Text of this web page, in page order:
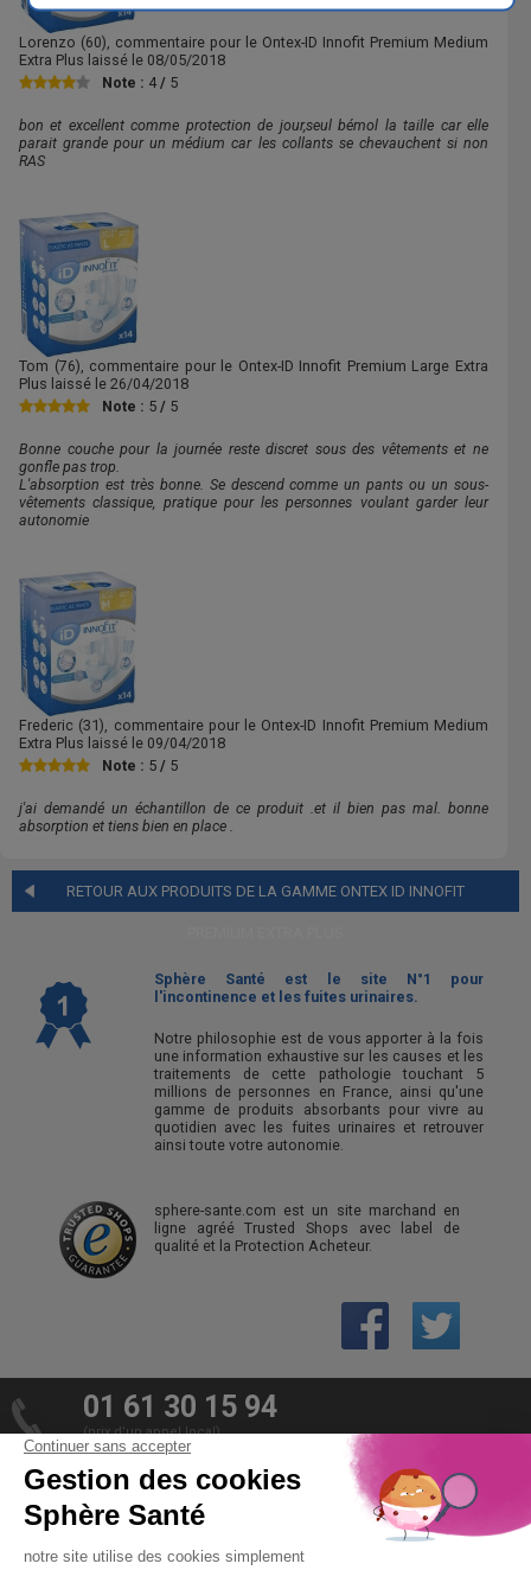
Lorenzo (60), commentaire pour le Ontex-ID Innofit Premium Medium
Extra Plus laissé le 08/05/2018
Note : 4 / 5
bon et excellent comme protection de jour,seul bémol la taille car elle
parait grande pour un médium car les collants se chevauchent si non
RAS
Tom (76), commentaire pour le Ontex-ID Innofit Premium Large Extra
Plus laissé le 26/04/2018
Note : 5 / 5
Bonne couche pour la journée reste discret sous des vêtements et ne
gonfle pas trop.
L'absorption est très bonne. Se descend comme un pants ou un sous-
vêtements classique, pratique pour les personnes voulant garder leur
autonomie
Frederic (31), commentaire pour le Ontex-ID Innofit Premium Medium
Extra Plus laissé le 09/04/2018
Note : 5 / 5
j'ai demandé un échantillon de ce produit .et il bien pas mal. bonne
absorption et tiens bien en place .
RETOUR AUX PRODUITS DE LA GAMME ONTEX ID INNOFIT
Sphère Santé est le site N°1 pour
l'incontinence et les fuites urinaires.
Notre philosophie est de vous apporter à la fois
une information exhaustive sur les causes et les
traitements de cette pathologie touchant 5
millions de personnes en France, ainsi qu'une
gamme de produits absorbants pour vivre au
quotidien avec les fuites urinaires et retrouver
ainsi toute votre autonomie.
sphere-sante.com est un site marchand en
ligne agréé Trusted Shops avec label de
qualité et la Protection Acheteur.
01 61 30 15 94
(prix d’un appel local)
CONTACTEZ-NOUS
SPHÈRE-SANTÉ © 2026